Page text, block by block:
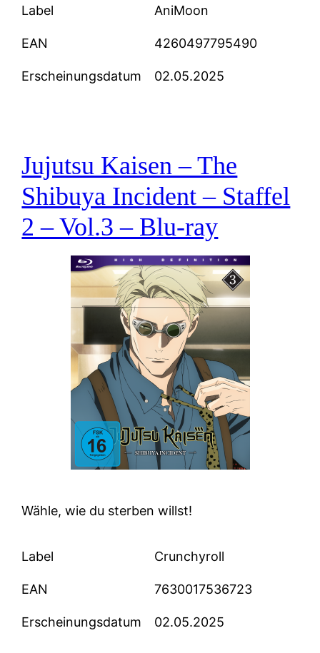
Label AniMoon
EAN 4260497795490
Erscheinungsdatum 02.05.2025
Jujutsu Kaisen – The
Shibuya Incident – Staffel
2 – Vol.3 – Blu-ray
Wähle, wie du sterben willst!
Label Crunchyroll
EAN 7630017536723
Erscheinungsdatum 02.05.2025